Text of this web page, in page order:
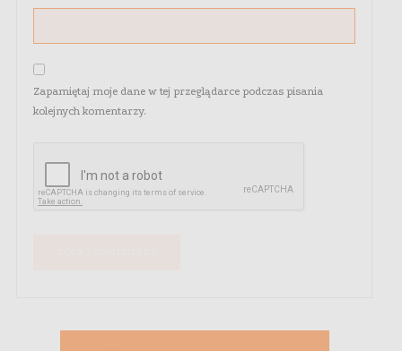
Zapamiętaj moje dane w tej przeglądarce podczas pisania
kolejnych komentarzy.